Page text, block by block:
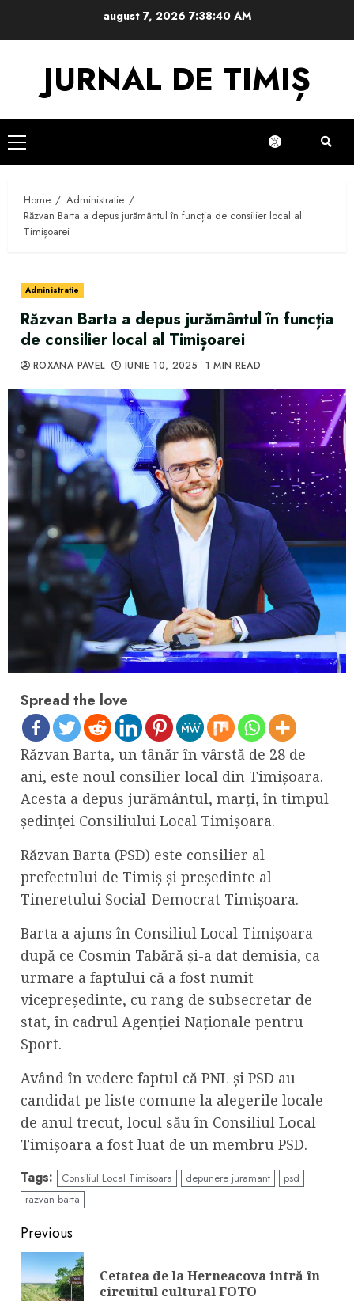
august 7, 2026 7:38:40 AM
JURNAL DE TIMIȘ
Primary
Menu
Home
Administratie
Răzvan Barta a depus jurământul în funcția de consilier local al
Timișoarei
Administratie
Răzvan Barta a depus jurământul în funcția
de consilier local al Timișoarei
ROXANA PAVEL IUNIE 10, 2025 1 MIN READ
Spread the love
Răzvan Barta, un tânăr în vârstă de 28 de
ani, este noul consilier local din Timișoara.
Acesta a depus jurământul, marți, în timpul
ședinței Consiliului Local Timișoara.
Răzvan Barta (PSD) este consilier al
prefectului de Timiș și președinte al
Tineretului Social-Democrat Timișoara.
Barta a ajuns în Consiliul Local Timișoara
după ce Cosmin Tabără și-a dat demisia, ca
urmare a faptului că a fost numit
vicepreședinte, cu rang de subsecretar de
stat, în cadrul Agenției Naționale pentru
Sport.
Având în vedere faptul că PNL și PSD au
candidat pe liste comune la alegerile locale
de anul trecut, locul său în Consiliul Local
Timișoara a fost luat de un membru PSD.
Tags: Consiliul Local Timisoara depunere juramant
psd
razvan barta
Continue
Reading
Previous
Cetatea de la Herneacova intră în
circuitul cultural FOTO